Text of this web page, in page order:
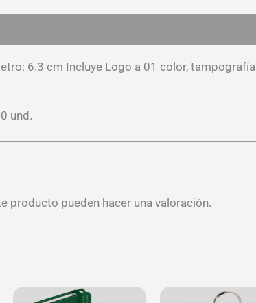
6.3 cm Incluye Logo a 01 color, tampografía
und.
producto pueden hacer una valoración.